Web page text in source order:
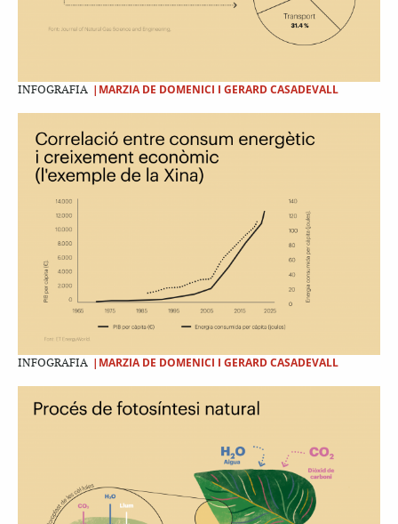
INFOGRAFIA |MARZIA DE DOMENICI I GERARD CASADEVALL
INFOGRAFIA |MARZIA DE DOMENICI I GERARD CASADEVALL